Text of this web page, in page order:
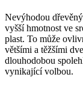
Nevýhodou
vyšší hmotnost ve
plast. To může
většími a těžšími
dlouhodobou
vynikající volbou.